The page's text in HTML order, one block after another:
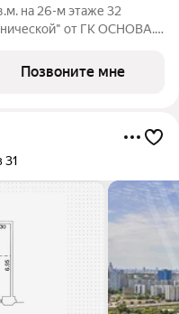
на 26-м этаже 32
от ГК ОСНОВА.
что обеспечит
Позвоните мне
31